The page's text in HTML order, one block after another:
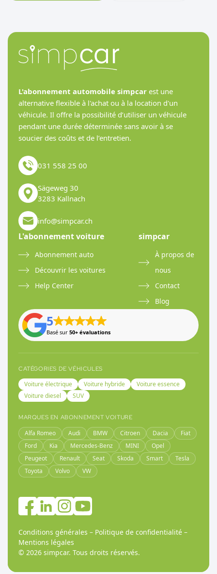
L'abonnement automobile simpcar est une
alternative flexible à l'achat ou à la location d'un
véhicule. Il offre la possibilité d’utiliser un véhicule
pendant une durée déterminée sans avoir à se
soucier des coûts et de l’entretien.
031 558 25 00
Sägeweg 30
3283 Kallnach
info@simpcar.ch
L'abonnement voiture
Abonnement auto
Découvrir les voitures
Help Center
simpcar
À propos de
nous
Contact
Blog
5
Basé sur 50+ évaluations
CATÉGORIES DE VÉHICULES
Voiture électrique Voiture hybride
Voiture essence
Voiture diesel
SUV
MARQUES EN ABONNEMENT VOITURE
Alfa Romeo Audi BMW Citroen Dacia
Fiat
Ford
Kia Mercedes-Benz MINI
Opel
Peugeot
Renault Seat Skoda Smart
Tesla
Toyota
Volvo VW
Conditions générales – Politique de confidentialité –
Mentions légales
© 2026 simpcar. Tous droits réservés.